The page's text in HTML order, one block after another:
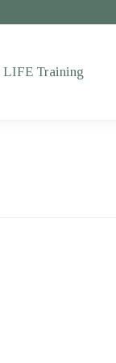
LIFE Training